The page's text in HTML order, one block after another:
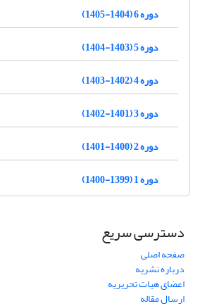
دوره 6 (1404-1405)
دوره 5 (1403-1404)
دوره 4 (1402-1403)
دوره 3 (1401-1402)
دوره 2 (1400-1401)
دوره 1 (1399-1400)
دسترسی سریع
صفحه اصلی
درباره نشریه
اعضای هیات تحریریه
ارسال مقاله